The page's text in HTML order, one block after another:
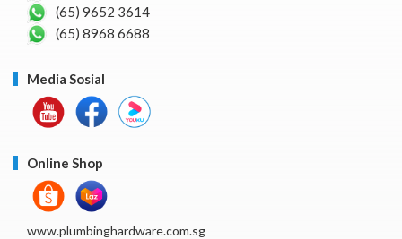
(65) 9652 3614
(65) 8968 6688
Media Sosial
Online Shop
www.plumbinghardware.com.sg